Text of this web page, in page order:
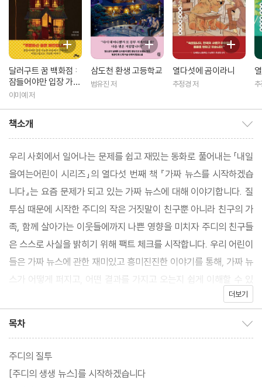
달러구트 꿈 백화점 :
잠들어야만 입장 가능
합니다
이미예 저
삼도천 환생 고등학교
범유진 저
열다섯에 곰이라니
추정경 저 추
책소개
우리 사회에서 일어나는 문제를 쉽고 재밌는 동화로 풀어내는 「내일
을여는어린이 시리즈」의 열다섯 번째 책 『가짜 뉴스를 시작하겠습
니다』는 요즘 문제가 되고 있는 가짜 뉴스에 대해 이야기합니다. 질
투심 때문에 시작한 주디의 작은 거짓말이 친구뿐 아니라 친구의 가
족, 함께 살아가는 이웃들에까지 나쁜 영향을 미치자 주디의 친구들
은 스스로 사실을 밝히기 위해 팩트 체크를 시작합니다. 우리 어린이
들은 가짜 뉴스에 관한 재미있고 흥미진진한 이야기를 통해, 가짜 뉴
스가 어떻게 퍼지고, 어떤 결과를 가지고 오는지 쉽게 이해할 수 있
습니다. 그리고 무분별하게 쏟아지는 뉴스를 어떻게 받아들여야 하
더보기
목차
주디의 질투
[주디의 생생 뉴스]를 시작하겠습니다